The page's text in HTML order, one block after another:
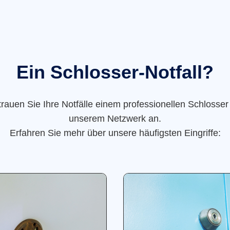
Ein Schlosser-Notfall?
Sie Ihre Notfälle einem professionellen
unserem Netzwerk an.
Erfahren Sie mehr über unsere häufigsten Eingriffe: